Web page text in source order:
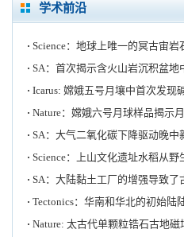
学术前沿
Science：地球上唯一的冥古宙岩
SA：首次揭示含火山岩沉积盆
Icarus: 嫦娥五号月壤中首次发现
Nature：嫦娥六号月球样品揭示
SA：大气二氧化碳下降驱动晚
Science：上山文化遗址水稻从
SA：大陆黏土工厂的增强导致
Tectonics：华南和华北的初始陆
Nature: 太古代单颗粒锆石古地